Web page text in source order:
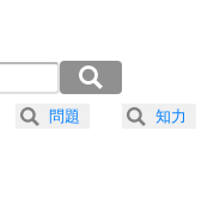
を優しさで表現する。
問題 知力